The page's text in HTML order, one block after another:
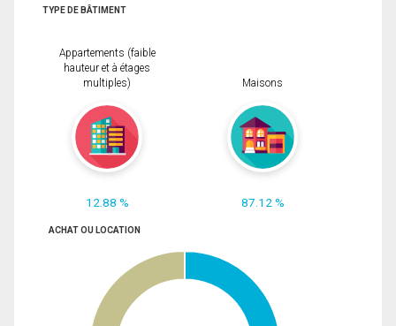
TYPE DE BÂTIMENT
Appartements (faible
hauteur et à étages
multiples)
12.88 %
Maisons
87.12 %
ACHAT OU LOCATION